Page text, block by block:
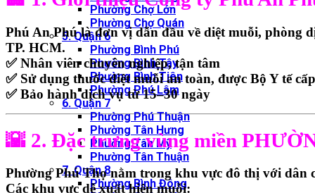
Phường Chợ Lớn
Phường Chợ Quán
5. Quận 6
Phường Bình Phú
Phường Bình Tây
Phường Bình Tiên
Phường Phú Lâm
6. Quận 7
Phường Phú Thuận
Phường Tân Hưng
Phường Tân Mỹ
Phường Tân Thuận
7. Quận 8
Phường Bình Đông
Phú An Phúlà đơn vị dẫn đầu về diệt muỗi, phòng
TP. HCM.
✅ Nhân viên chuyên nghiệp, tận tâm
✅ Sử dụng thuốc diệt muỗi an toàn, được Bộ Y tế
✅ Bảo hành dịch vụ từ15–30 ngày
🌇 2. Đặc trưng vùng miền
Phường Phú Thọnằm trong khu vực đô thị với dân
Các khu vực dễ xuất hiện muỗi: